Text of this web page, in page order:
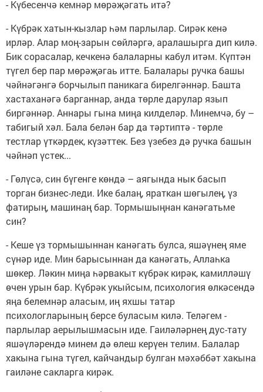
- Күбесенчә кемнәр мөрәҗәгать итә?
- Күбрәк хатын-кызлар һәм парлылар. Сирәк кенә
ирләр. Алар моң-зарын сөйләргә, аралашырга дип килә.
Бик сорасалар, кечкенә балаларны кабул итәм. Күптән
түгел бер пар мөрәҗәгаь итте. Балалары ручка башы
чәйнәгәнгә борчылып паникага бирелгәннәр. Башта
хастаханәгә барганнар, анда төрле дарулар язып
биргәннәр. Аннары гына миңа килделәр. Минемчә, бу –
табигый хәл. Бала белән бар да тәртиптә - төрле
тестлар үткәрдек, күзәттек. Без үзебез дә ручка башын
чәйнәп үстек...
- Гөлүсә, син бүгенге көндә – аягында нык басып
торган бизнес-леди. Ике балаң, яраткан шөгылең, үз
фатирың, машинаң бар. Тормышыңнан канәгатьме
син?
- Кеше үз тормышыннан канәгать булса, яшәүнең яме
сүнәр иде. Мин барысыннан да канәгать, Аллаһка
шөкер. Ләкин миңа һәрвакыт күбрәк кирәк, камилләшү
өчен урын бар. Күбрәк укыйсым, психология өлкәсендә
яңа белемнәр аласым, иң яхшы татар
психологларының берсе буласым килә. Теләгем -
парлылар аерылышмасын иде. Гаиләләрнең дус-тату
яшәүләрендә минем дә өлеш керүен телим. Балалар
хакына гына түгел, кайчандыр булган мәхәббәт хакына
гаиләне сакларга кирәк.